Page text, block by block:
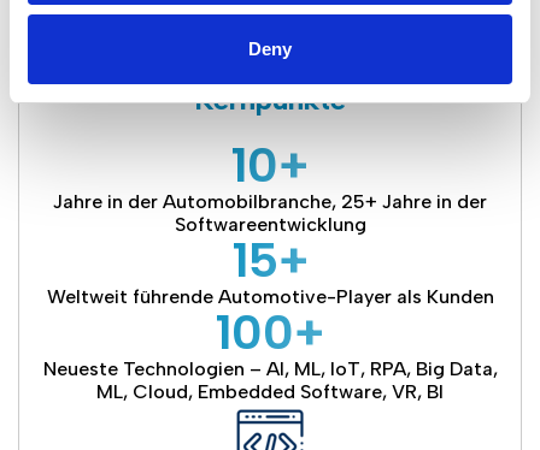
Deny
und reduzieren Stillstandszeiten.
Kernpunkte
10+
Jahre in der Automobilbranche, 25+ Jahre in der
Softwareentwicklung
15+
Weltweit führende Automotive-Player als Kunden
100+
Neueste Technologien – AI, ML, IoT, RPA, Big Data,
ML, Cloud, Embedded Software, VR, BI